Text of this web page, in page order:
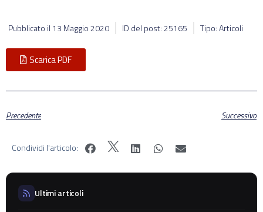
Pubblicato il 13 Maggio 2020 ID del post: 25165 Tipo: Articoli
Scarica PDF
Precedente Successivo
Condividi l'articolo:
Ultimi articoli